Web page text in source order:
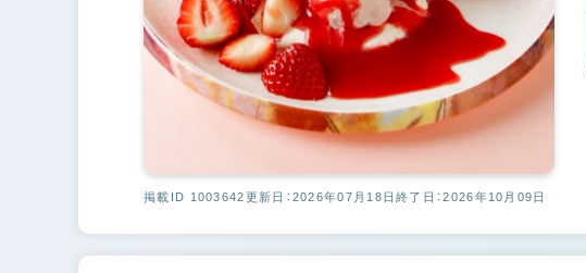
掲載ID 1003642更新日：2026年07月18日終了日：2026年10月09日